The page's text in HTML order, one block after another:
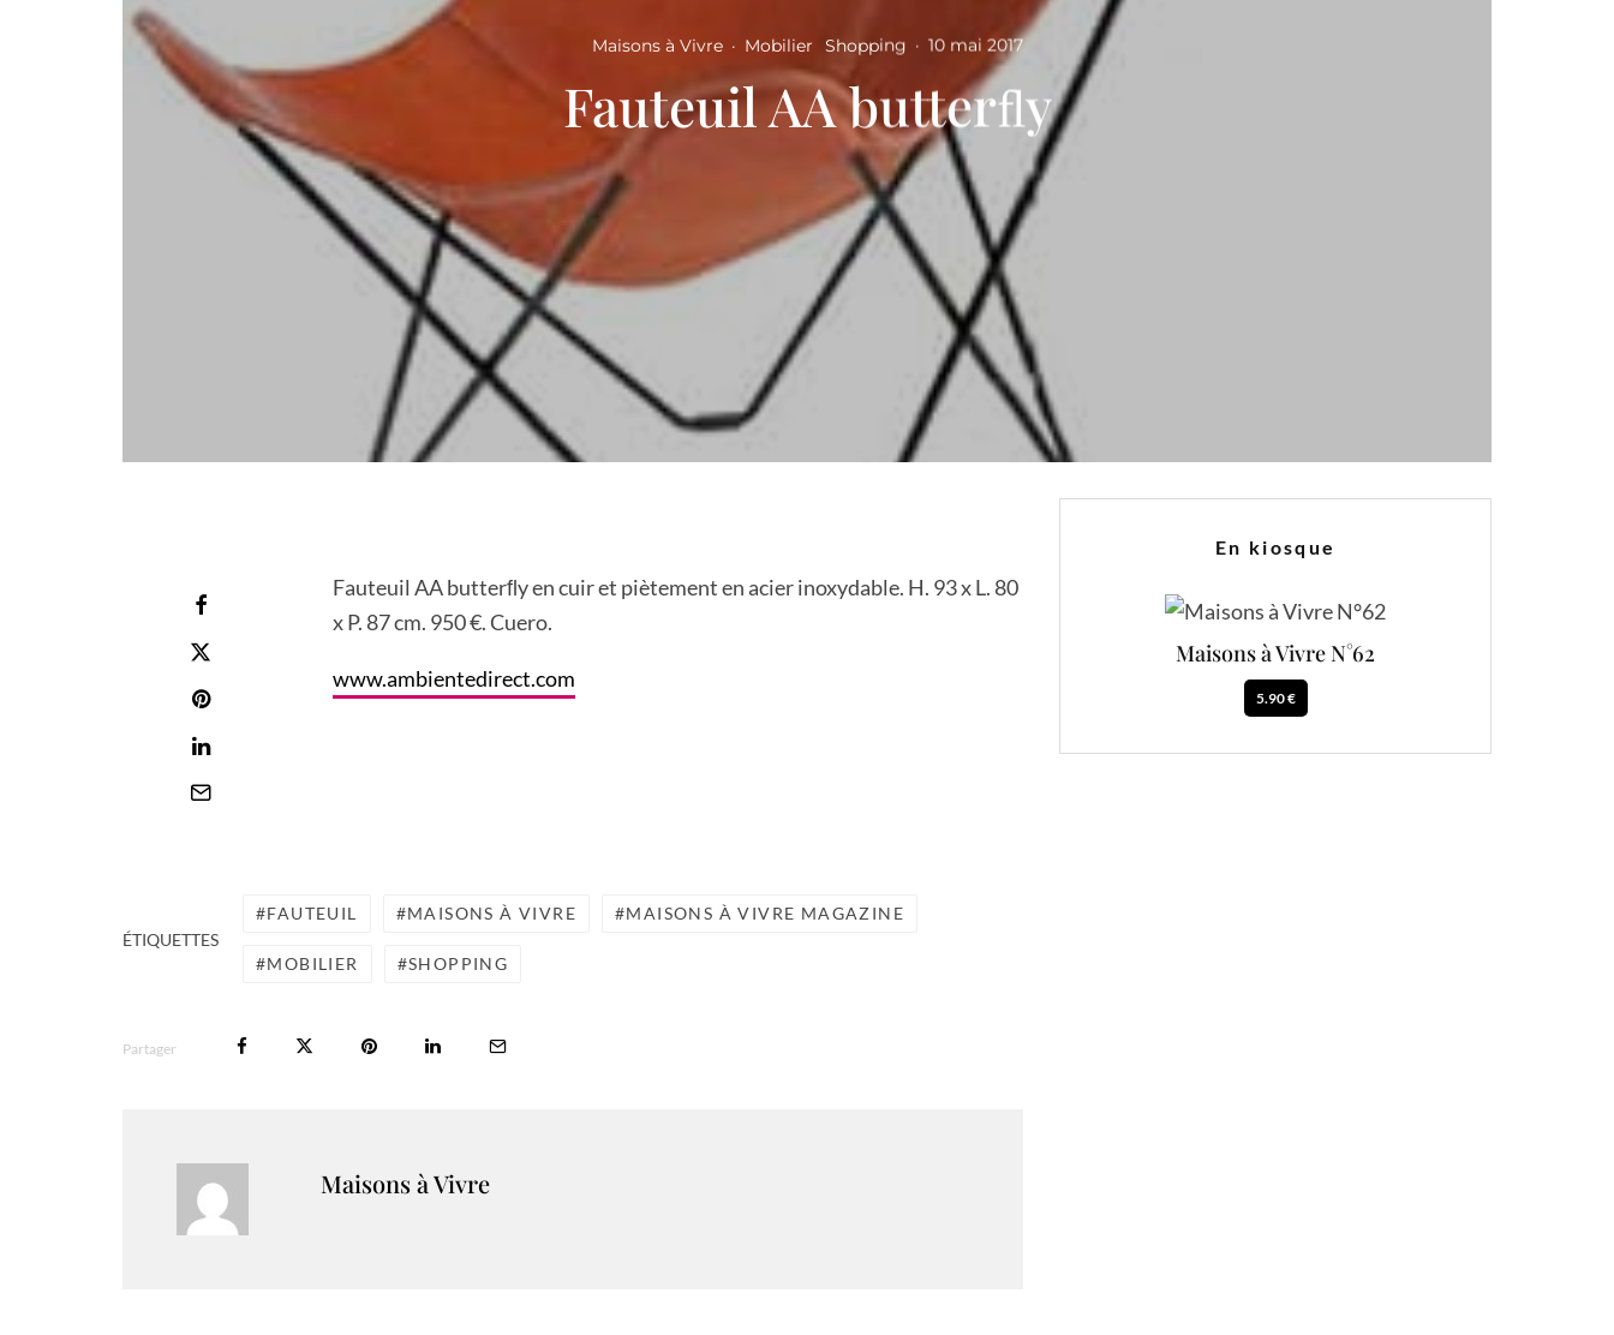
Maisons à Vivre · Mobilier Shopping · 10 mai 2017
Fauteuil AA butterﬂy
Fauteuil AA butterﬂy en cuir et piètement en acier inoxydable. H. 93 x L. 80
x P. 87 cm. 950 €. Cuero.
www.ambientedirect.com
ÉTIQUETTES
FAUTEUIL MAISONS À VIVRE MAISONS À VIVRE MAGAZINE
MOBILIER SHOPPING
Partager
Maisons à Vivre
En kiosque
Maisons à Vivre N°62
5.90 €